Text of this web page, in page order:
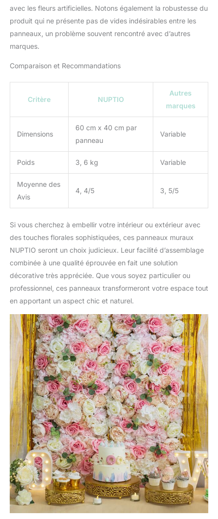
est une paire de ciseaux
et votre imagination.
Allons-y! FACILE À
ASSEMBLER: Chaque
équipée de liens à
d'encadrer le mur de
individuellement. Il peut
être attaché à n'importe
quel support mural à
de fond de mur de roses
MULTIFONCTIONNEL:
décoratifs sont parfaits
pour la toile de fond de
douche nuptiale, les
décorations de fête de
fleurs, les décorations de
fleurs de mariage, les
décorations florales, les
décorations d'allée de
chambre de bébé.
Convient pour une
utilisation intérieure et
extérieure, créant une
ambiance conviviale.
avec les fleurs artificielles. Notons également la robustesse du
produit qui ne présente pas de vides indésirables entre les
panneaux, un problème souvent rencontré avec d’autres
marques.
Comparaison et Recommandations
Critère NUPTIO
Autres
marques
Dimensions
60 cm x 40 cm par
panneau
Variable
Poids 3, 6 kg Variable
Moyenne des
Avis
4, 4/5 3, 5/5
Si vous cherchez à embellir votre intérieur ou extérieur avec
des touches florales sophistiquées, ces panneaux muraux
NUPTIO seront un choix judicieux. Leur facilité d’assemblage
combinée à une qualité éprouvée en fait une solution
décorative très appréciée. Que vous soyez particulier ou
professionnel, ces panneaux transformeront votre espace tout
en apportant un aspect chic et naturel.